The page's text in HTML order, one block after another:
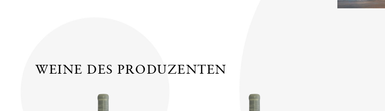
WEINE DES PRODUZENTEN